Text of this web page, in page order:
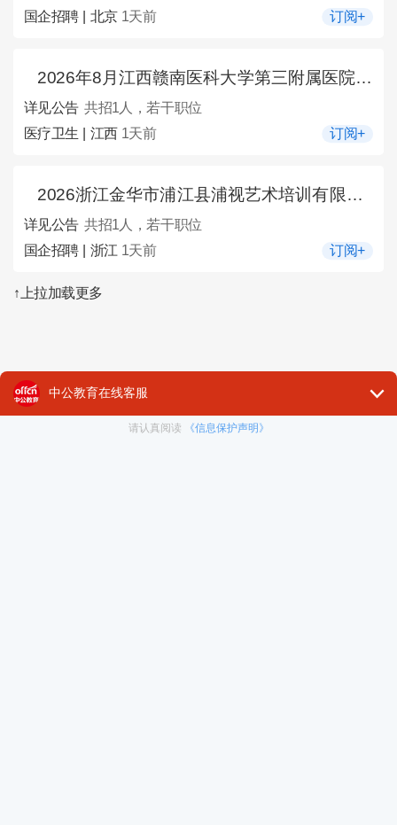
国企招聘 | 北京 1天前 订阅+
2026年8月江西赣南医科大学第三附属医院招聘1人公告
详见公告 共招1人，若干职位
医疗卫生 | 江西 1天前 订阅+
2026浙江金华市浦江县浦视艺术培训有限公司专职培训老师1名公告
详见公告 共招1人，若干职位
国企招聘 | 浙江 1天前 订阅+
↑上拉加载更多